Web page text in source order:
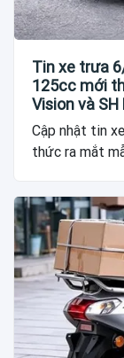
Tin xe trưa
125cc mới
Vision và SH
Cập nhật tin
thức ra mắt